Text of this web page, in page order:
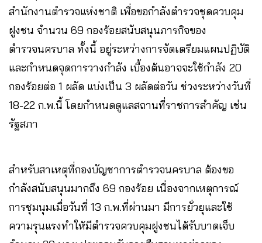
สำนักงานตำรวจแห่งชาติ เพื่อขอกำลังตำรวจชุดควบคุม
ฝูงชน จำนวน 69 กองร้อยสนับสนุนภารกิจของ
ตำรวจนครบาล ทั้งนี้ อยู่ระหว่างการจัดเตรียมแผนปฏิบัติ
และกำหนดจุดการวางกำลัง เบื้องต้นอาจจะใช้กำลัง 20
กองร้อยต่อ 1 ผลัด แบ่งเป็น 3 ผลัดต่อวัน ช่วงระหว่างวันที่
18-22 ก.พ.นี้ โดยกำหนดดูแลสถานที่ราชการสำคัญ เช่น
รัฐสภา
สำหรับสาเหตุที่กองบัญชาการตำรวจนครบาล ต้องขอ
กำลังสนับสนุนมากถึง 69 กองร้อย เนื่องจากเหตุการณ์
การชุมนุมเมื่อวันที่ 13 ก.พ.ที่ผ่านมา มีการยั่วยุและใช้
ความรุนแรงทำให้มีตำรวจควบคุมฝูงชนได้รับบาดเจ็บ